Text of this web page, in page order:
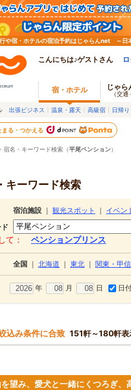
や宿・ホテルの宿泊予約はじゃらんnet ～日
こんにちは♪ゲストさん
宿・ホテル じゃら
（交通
出張ビジネス 温泉・露天 高級宿 日帰
まる・つかえる
宿名・キーワード検索（平尾ペンション）
キーワード検索
宿泊施設 観光スポット
イベン
て： ペンションプリンス
全国 北海道 東北 関東・甲
年 月 日 日
込み条件に合致 151軒～180軒表
望み、愛犬と一緒にくつろぎ、